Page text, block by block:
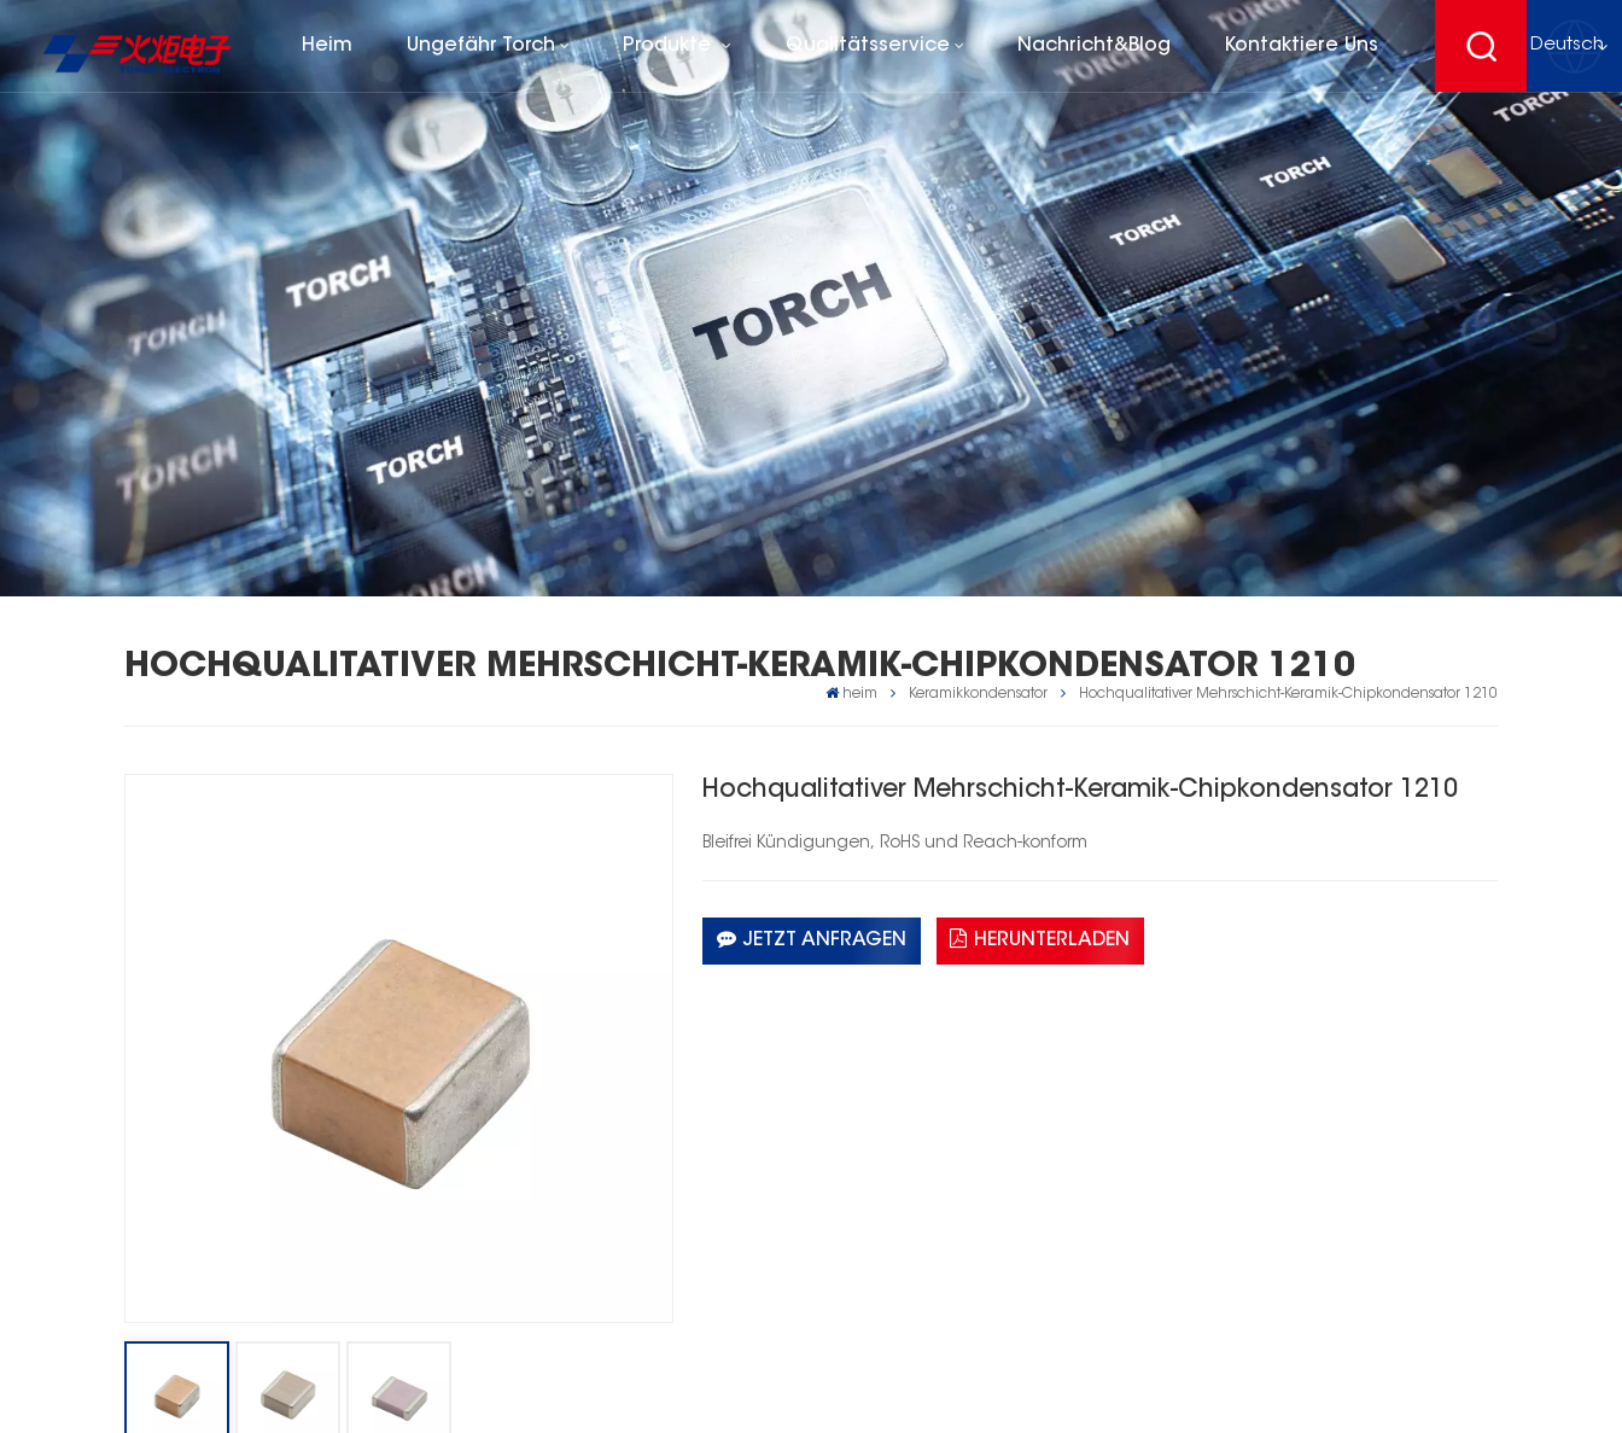
Heim Ungefähr Torch Produkte Qualitätsservice Nachricht&Blog Kontaktiere Uns Deutsch
English
français
Deutsch
español
HOCHQUALITATIVER MEHRSCHICHT-KERAMIK-CHIPKONDENSATOR 1210
heim Keramikkondensator Hochqualitativer Mehrschicht-Keramik-Chipkondensator 1210
Hochqualitativer Mehrschicht-Keramik-Chipkondensator 1210
Bleifrei Kündigungen, RoHS und Reach-konform
JETZT ANFRAGEN HERUNTERLADEN